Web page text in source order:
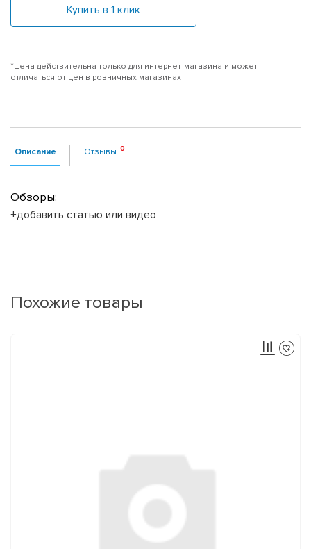
Купить в 1 клик
*Цена действительна только для интернет-магазина и может
отличаться от цен в розничных магазинах
Описание Отзывы
Обзоры:
+добавить статью или видео
Похожие товары